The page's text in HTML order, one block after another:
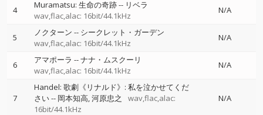
4 Muramatsu: 生命の奇跡-- リベラ
wav,flac,alac: 16bit/44.1kHz
N/A
5 ノクターン -- シークレット・ガーデン
wav,flac,alac: 16bit/44.1kHz
N/A
6 アマポーラ --ナナ・ムスクーリ
wav,flac,alac: 16bit/44.1kHz
N/A
7
Handel: 歌劇《リナルド》: 私を泣かせてくだ
さい-- 岡本知高 河原忠之
wav,flac,alac:
16bit/44.1kHz
N/A